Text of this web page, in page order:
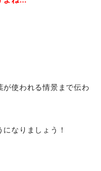
使われる情景まで伝わ
なりましょう！